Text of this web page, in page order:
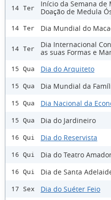
14 Ter
Início da Semana de
Doação de Medula
14 Ter Dia Mundial do
14 Ter
Dia Internacional
as suas Formas e
15 Qua Dia do Arquiteto
15 Qua Dia Mundial da
15 Qua Dia Nacional da
15 Qua Dia do Jardineiro
16 Qui Dia do Reservista
16 Qui Dia do Teatro
16 Qui Dia de Santa
17 Sex Dia do Suéter Feio